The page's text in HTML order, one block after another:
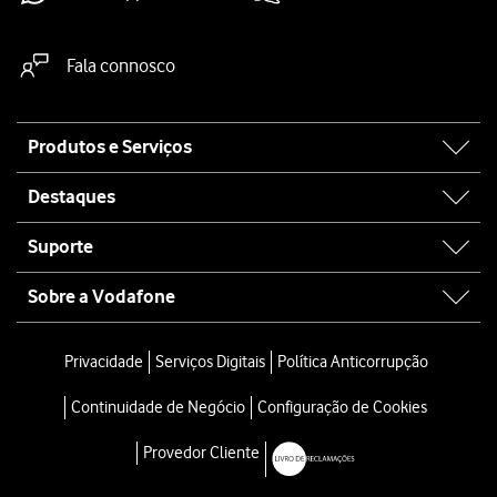
Fala connosco
map
Produtos e Serviços
Destaques
Suporte
Sobre a Vodafone
Privacidade Serviços Digitais Política Anticorrupção
Continuidade de Negócio Configuração de Cookies
Provedor Cliente